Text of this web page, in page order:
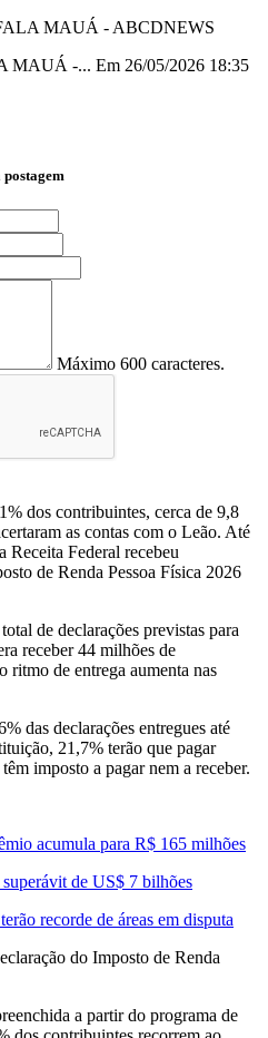
MAUÁ -... Em 26/05/2026 18:35
Máximo 600 caracteres.
dos contribuintes, cerca de 9,8
as contas com o Leão. Até
Receita Federal recebeu
de Renda Pessoa Física 2026
de declarações previstas para
receber 44 milhões de
ritmo de entrega aumenta nas
das declarações entregues até
21,7% terão que pagar
imposto a pagar nem a receber.
acumula para R$ 165 milhões
de US$ 7 bilhões
recorde de áreas em disputa
do Imposto de Renda
a partir do programa de